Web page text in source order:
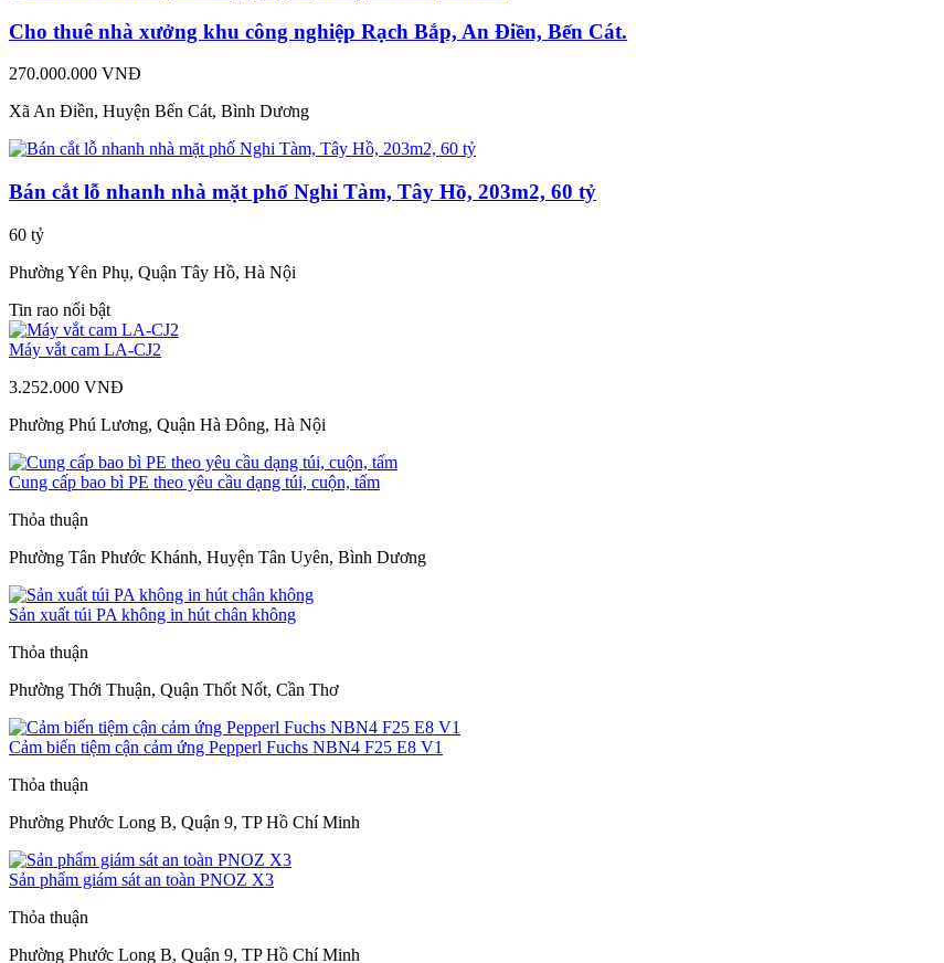
Cho thuê nhà xưởng khu công nghiệp Rạch Bắp, An Điền, Bến Cát.
270.000.000 VNĐ
Xã An Điền, Huyện Bến Cát, Bình Dương
Bán cắt lỗ nhanh nhà mặt phố Nghi Tàm, Tây Hồ, 203m2, 60 tỷ
60 tỷ
Phường Yên Phụ, Quận Tây Hồ, Hà Nội
Tin rao nổi bật
Máy vắt cam LA-CJ2
3.252.000 VNĐ
Phường Phú Lương, Quận Hà Đông, Hà Nội
Cung cấp bao bì PE theo yêu cầu dạng túi, cuộn, tấm
Thỏa thuận
Phường Tân Phước Khánh, Huyện Tân Uyên, Bình Dương
Sản xuất túi PA không in hút chân không
Thỏa thuận
Phường Thới Thuận, Quận Thốt Nốt, Cần Thơ
Cảm biến tiệm cận cảm ứng Pepperl Fuchs NBN4 F25 E8 V1
Thỏa thuận
Phường Phước Long B, Quận 9, TP Hồ Chí Minh
Sản phẩm giám sát an toàn PNOZ X3
Thỏa thuận
Phường Phước Long B, Quận 9, TP Hồ Chí Minh